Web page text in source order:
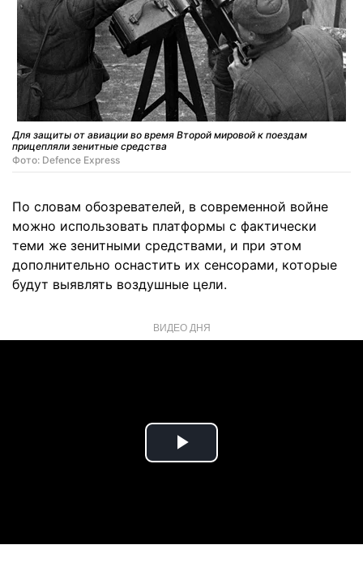
Для защиты от авиации во время Второй мировой к поездам
прицепляли зенитные средства
Фото: Defence Express
По словам обозревателей, в современной войне
можно использовать платформы с фактически
теми же зенитными средствами, и при этом
дополнительно оснастить их сенсорами, которые
будут выявлять воздушные цели.
ВИДЕО ДНЯ
Play